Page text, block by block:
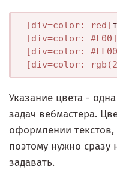
[div=color: red]
[div=color: #F00]
[div=color:
[div=color:
Указание цвета -
задач вебмастера.
оформлении
поэтому нужно сразу
задавать.